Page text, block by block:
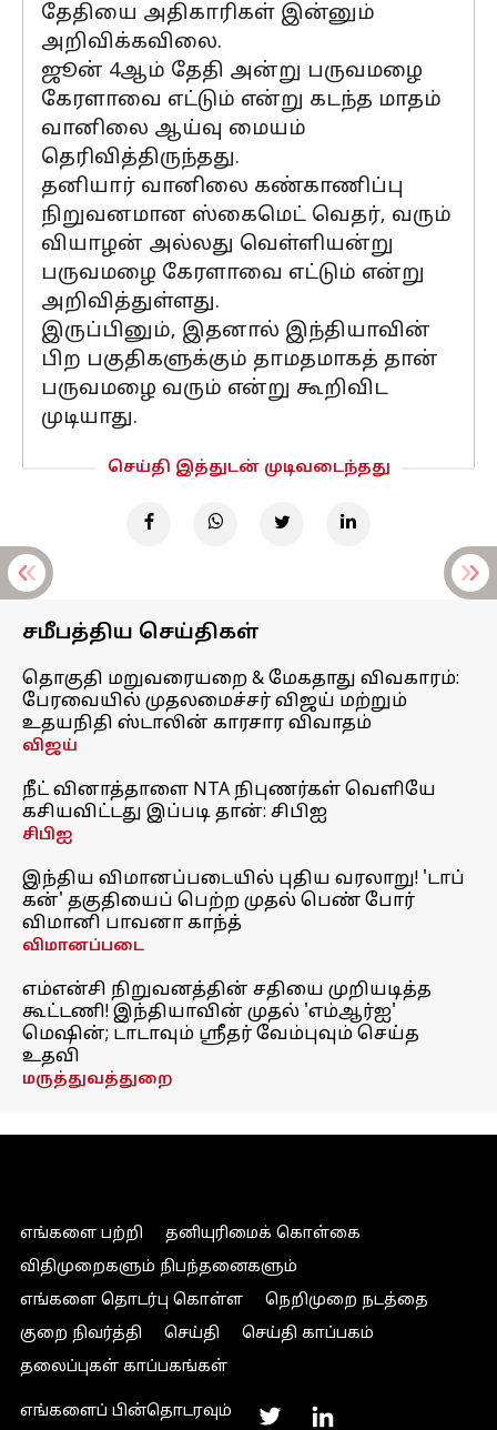
தேதியை அதிகாரிகள் இன்னும்
அறிவிக்கவிலை.
ஜூன் 4ஆம் தேதி அன்று பருவமழை
கேரளாவை எட்டும் என்று கடந்த மாதம்
வானிலை ஆய்வு மையம்
தெரிவித்திருந்தது.
தனியார் வானிலை கண்காணிப்பு
நிறுவனமான ஸ்கைமெட் வெதர், வரும்
வியாழன் அல்லது வெள்ளியன்று
பருவமழை கேரளாவை எட்டும் என்று
அறிவித்துள்ளது.
இருப்பினும், இதனால் இந்தியாவின்
பிற பகுதிகளுக்கும் தாமதமாகத் தான்
பருவமழை வரும் என்று கூறிவிட
முடியாது.
செய்தி இத்துடன் முடிவடைந்தது
சமீபத்திய செய்திகள்
தொகுதி மறுவரையறை & மேகதாது விவகாரம்:
பேரவையில் முதலமைச்சர் விஜய் மற்றும்
உதயநிதி ஸ்டாலின் காரசார விவாதம்
விஜய்
நீட் வினாத்தாளை NTA நிபுணர்கள் வெளியே
கசியவிட்டது இப்படி தான்: சிபிஐ
சிபிஐ
இந்திய விமானப்படையில் புதிய வரலாறு! 'டாப்
கன்' தகுதியைப் பெற்ற முதல் பெண் போர்
விமானி பாவனா காந்த்
விமானப்படை
எம்என்சி நிறுவனத்தின் சதியை முறியடித்த
கூட்டணி! இந்தியாவின் முதல் 'எம்ஆர்ஐ'
மெஷின்; டாடாவும் ஸ்ரீதர் வேம்புவும் செய்த
உதவி
மருத்துவத்துறை
எங்களை பற்றி
தனியுரிமைக் கொள்கை
விதிமுறைகளும் நிபந்தனைகளும்
எங்களை தொடர்பு கொள்ள
நெறிமுறை நடத்தை
குறை நிவர்த்தி
செய்தி
செய்தி காப்பகம்
தலைப்புகள் காப்பகங்கள்
எங்களைப் பின்தொடரவும்